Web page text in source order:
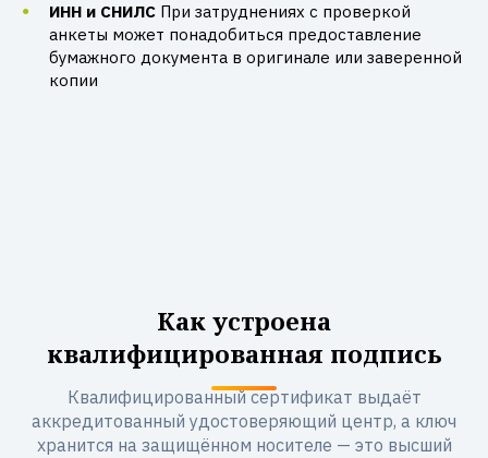
ИНН и СНИЛС При затруднениях с проверкой
анкеты может понадобиться предоставление
бумажного документа в оригинале или заверенной
копии
Как устроена
квалифицированная подпись
Квалифицированный сертификат выдаёт
аккредитованный удостоверяющий центр, а ключ
хранится на защищённом носителе — это высший